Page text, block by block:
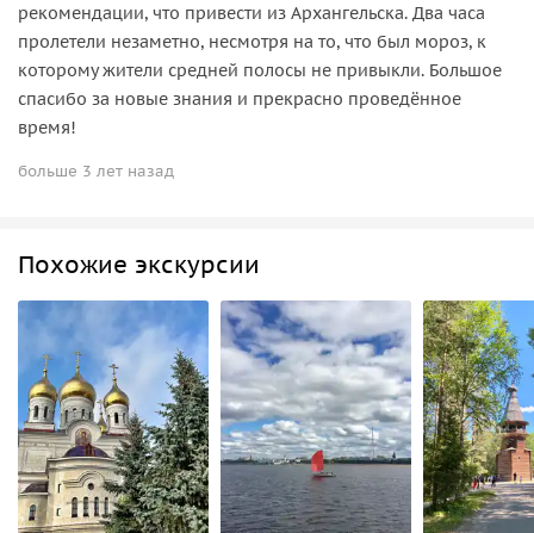
рекомендации, что привести из Архангельска. Два часа
пролетели незаметно, несмотря на то, что был мороз, к
которому жители средней полосы не привыкли. Большое
спасибо за новые знания и прекрасно проведённое
время!
больше 3 лет назад
Похожие экскурсии